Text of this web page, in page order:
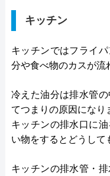
キッチン
キッチンではフライ
分や食べ物のカスが流
冷えた油分は排水管
てつまりの原因になり
キッチンの排水口に
い物をするとどうして
キッチンの排水管・